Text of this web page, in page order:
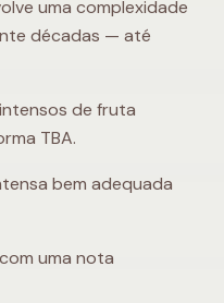
uma complexidade
décadas — até
de fruta
TBA.
bem adequada
uma nota